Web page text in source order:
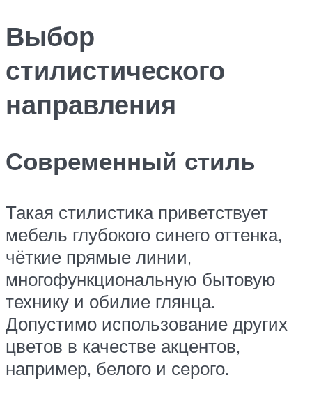
Выбор
стилистического
направления
Современный стиль
Такая стилистика приветствует
мебель глубокого синего оттенка,
чёткие прямые линии,
многофункциональную бытовую
технику и обилие глянца.
Допустимо использование других
цветов в качестве акцентов,
например, белого и серого.